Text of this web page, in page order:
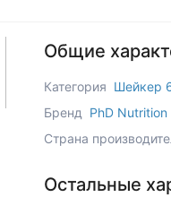
Общие
Категория Шейкер
Бренд
PhD Nutrition
Страна
Остальные